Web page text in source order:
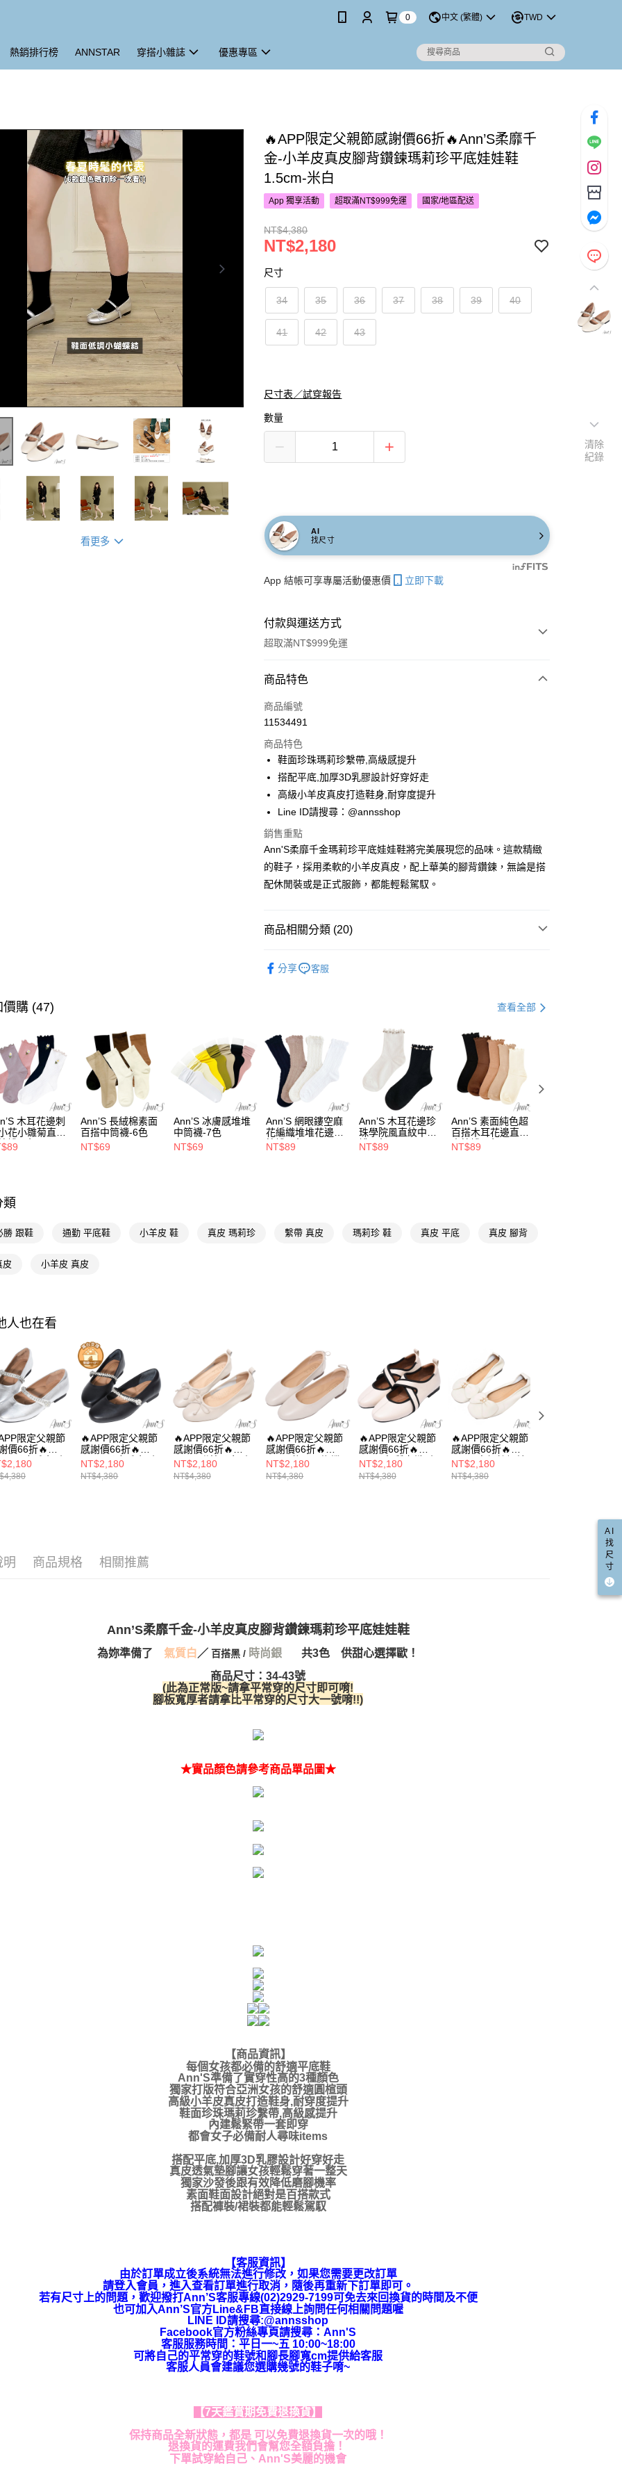
0 中文 (繁體) TWD
熱銷排行榜 ANNSTAR 穿搭小雜誌 優惠專區
看更多
🔥APP限定父親節感謝價66折🔥Ann’S柔靡千
金-小羊皮真皮腳背鑽鍊瑪莉珍平底娃娃鞋
1.5cm-米白
App 獨享活動 超取滿NT$999免運 國家/地區配送
NT$4,380
NT$2,180
尺寸
34 35 36 37 38 39 40
41 42 43
尺寸表／試穿報告
數量
AI
找尺寸
App 結帳可享專屬活動優惠價 立即下載
付款與運送方式
超取滿NT$999免運
付款方式
信用卡一次付款
3 期 0 利率 每期NT$726
合作金庫商業銀行
第一商業銀行
華南商業銀行
彰化商業銀行
國泰世華商業銀行
臺灣中小企業銀行
匯豐（台灣）商業銀行
華泰商業銀行
聯邦商業銀行
遠東國際商業銀行
玉山商業銀行
星展（台灣）商業銀行
6 期 0 利率 每期 NT$363
合作金庫商業銀行
第一商業銀行
華南商業銀行
國泰世華商業銀行
臺灣中小企業銀行
台中商業銀行
匯豐（台灣）商業銀行
華泰商業銀行
聯邦商業銀行
遠東國際商業銀行
台新國際商業銀行
購物金
LINE Pay
悠遊付
【大哥付你分期使用說明】
1.本服務由台灣大哥大提供，台灣大哥大用戶可立即使用無須另外申請。
2.付款方式選擇「大哥付你分期」，訂單成立後會自動跳轉到大哥付的交易
流程，驗證手機門號後，選擇欲分期的期數、繳款截止日，確認付款後即
完成交易。
3.實際核准額度、可分期數及費用金額請依後續交易確認頁面所載為準。
4.訂單成立30分鐘內，如未前往確認交易或遇審核未通過，訂單將自動取
消。如遇「轉專審核」未通過狀況，表示未達大哥付你分期系統評分，恕
無法說明評估內容。
【繳款方式說明】
1.本服務係由「台灣大哥大股份有限公司」（以下簡稱本公司）所提供，讓
AFTEE先享後付
相關說明
【關於「AFTEE先享後付」】
AFTEE先享後付是「在收到商品之後才付款」的支付方式。 讓您購物簡單
便利好安心！
１．簡單：不需註冊會員、不需綁卡、不需儲值。
２．便利：只要手機號碼，簡訊認證，即可結帳。
３．安心：先確認商品／服務後，再付款。
※ 請注意：結帳手續完成當下不需立刻繳費，但若您需要取消訂單，請聯
交易，需依本服務之必要範圍內提供個人資料，並將交易相關給付款項請
求債權轉讓予恩沛科技股份有限公司。
２．關於個人資料處理事宜，請瀏覽以下網址：
https://aftee.tw/terms/#terms3
３．未成年的使用者請事先徵得法定代理人或監護人之同意方可使用
「AFTEE先享後付」，若未經同意申辦者引起之損失，本公司不負相關責
４．使用「AFTEE先享後付」時，將依據個別帳號之用戶狀況，依本公司
即時審查核予不同之上限額度；若仍有額度不足之情形，本公司將視審查
結果請求用戶進行身份認證。
５．嚴禁一人註冊多個帳號或使用他人資訊註冊。若發現惡意使用之情
ATM付款
運送方式
每筆NT$100，滿NT$999(含以上)免運費
付款後7-11取貨
每筆NT$100，滿NT$999(含以上)免運費
宅配
每筆NT$100，滿NT$999(含以上)免運費
國家/地區配送(非順豐配送，勿填寫順豐智能櫃地址)
商品特色
商品編號
11534491
商品特色
鞋面珍珠瑪莉珍繫帶,高級感提升
搭配平底,加厚3D乳膠設計好穿好走
高級小羊皮真皮打造鞋身,耐穿度提升
Line ID請搜尋：@annsshop
銷售重點
Ann'S柔靡千金瑪莉珍平底娃娃鞋將完美展現您的品味。這款精緻
的鞋子，採用柔軟的小羊皮真皮，配上華美的腳背鑽鍊，無論是搭
配休閒裝或是正式服飾，都能輕鬆駕馭。
商品相關分類 (20)
選顏色 米白、杏色
選款式 娃娃鞋、莫卡辛
選跟高 平底3公分以下
選機能 ㊙V曲線美腿神器
選機能 ❤沙發後跟系列
選腳型 希臘腳
35號以下小尺寸專區
本月主題推薦 🎓學院風日走萬步鞋
分享 客服
價購 (47) 查看全部
木耳花邊刺
花小雛菊直紋
襪-4色
Ann’S 長絨棉素面
百搭中筒襪-6色
NT$69
Ann’S 冰膚感堆堆
中筒襪-7色
NT$69
Ann’S 網眼鏤空麻
花編織堆堆花邊中
筒襪-4色
NT$89
Ann’S 木耳花邊珍
珠學院風直紋中筒
襪-2色
NT$89
Ann’S 素面純色超
百搭木耳花邊直紋
中筒襪-5色
NT$89
類
勝 跟鞋 通勤 平底鞋 小羊皮 鞋 真皮 瑪莉珍 繫帶 真皮 瑪莉珍 鞋 真皮 平底 真皮 腳背
皮 小羊皮 真皮
人也在看
限定父親節
價66折🔥
柔靡千金-小
真皮腳背鑽鍊
珍平底娃娃鞋
🔥APP限定父親節
感謝價66折🔥
Ann’S柔靡千金-小
羊皮真皮腳背鑽鍊
瑪莉珍平底娃娃鞋
NT$2,180
NT$4,380
🔥APP限定父親節
感謝價66折🔥
Ann’S甜美柔步-小
羊皮真皮蝴蝶結平
底鞋娃娃鞋2.5cm-
NT$2,180
NT$4,380
🔥APP限定父親節
感謝價66折🔥
Ann’S後馬甲蝴蝶
結 小羊皮平底娃娃
鞋1.5cm-米白
NT$2,180
NT$4,380
🔥APP限定父親節
感謝價66折🔥
Ann’S氣質交織-小
羊皮真皮 安全感瑪
莉珍平底娃娃鞋
NT$2,180
NT$4,380
🔥APP限定父親節
感謝價66折🔥
Ann’S高級絲綢羊
皮真皮 澎澎蝴蝶結
平底娃娃鞋1.5cm-
NT$2,180
NT$4,380
明 商品規格 相關推薦
Ann’S柔靡千金-小羊皮真皮腳背鑽鍊瑪莉珍平底娃娃鞋
為妳準備了 氣質白 ／ 百搭黑 / 時尚銀
共3色 供甜心選擇歐！
商品尺寸：34-43號
(此為正常版~請拿平常穿的尺寸即可唷!
腳板寬厚者請拿比平常穿的尺寸大一號唷!!)
★實品顏色請參考商品單品圖★
【商品資訊】
每個女孩都必備的舒適平底鞋
Ann'S準備了實穿性高的3種顏色
獨家打版符合亞洲女孩的舒適圓楦頭
高級小羊皮真皮打造鞋身,耐穿度提升
鞋面珍珠瑪莉珍繫帶,高級感提升
內建鬆緊帶一套即穿
都會女子必備耐人尋味items
搭配平底,加厚3D乳膠設計好穿好走
真皮透氣墊腳讓女孩輕鬆穿著一整天
獨家沙發後跟有效降低磨腳機率
素面鞋面設計絕對是百搭款式
搭配褲裝/裙裝都能輕鬆駕馭
【客服資訊】
由於訂單成立後系統無法進行修改，如果您需要更改訂單
請登入會員，進入查看訂單進行取消，隨後再重新下訂單即可。
若有尺寸上的問題，歡迎撥打Ann’S客服專線(02)2929-7199可免去來回換貨的時間及不便
也可加入Ann’S官方Line&FB直接線上詢問任何相關問題喔
LINE ID請搜尋:@annsshop
Facebook官方粉絲專頁請搜尋：Ann'S
客服服務時間：平日一~五 10:00~18:00
可將自己的平常穿的鞋號和腳長腳寬cm提供給客服
客服人員會建議您選購幾號的鞋子唷~
【7天鑑賞期免費退換貨】
保持商品全新狀態，都是 可以免費退換貨一次的哦！
退換貨的運費我們會幫您全額負擔！
下單試穿給自己、Ann'S美麗的機會
清除
紀錄
AI
找
尺
寸